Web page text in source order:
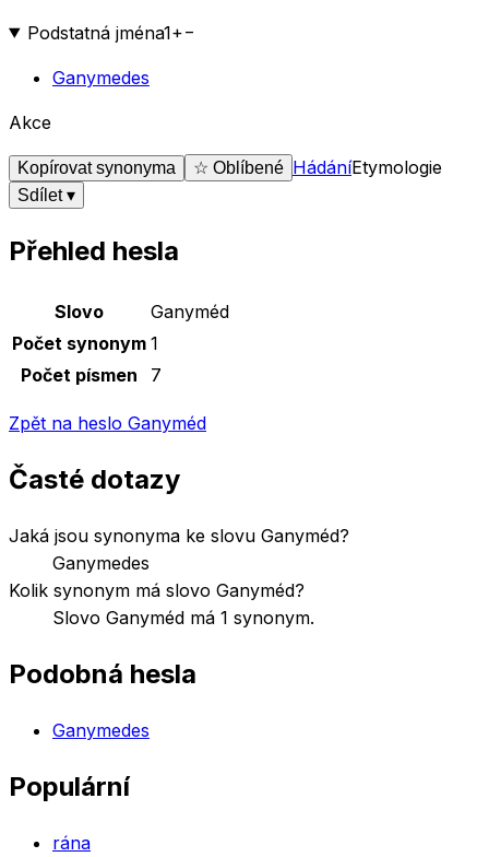
Podstatná jména1+−
Ganymedes
Akce
Kopírovat synonyma ☆ Oblíbené HádáníEtymologie
Sdílet▾
Přehled hesla
Základní údaje o slověGanyméd
Slovo
Ganyméd
Počet synonym 1
Počet písmen
7
Zpět na heslo Ganyméd
Časté dotazy
Jaká jsou synonyma ke slovu Ganyméd?
Ganymedes
Kolik synonym má slovo Ganyméd?
Slovo Ganyméd má 1 synonym.
Podobná hesla
Ganymedes
Populární
rána